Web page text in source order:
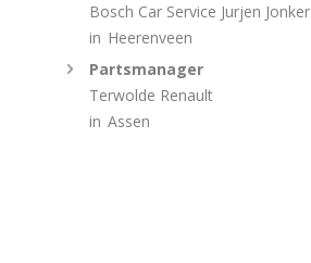
Bosch Car Service Jurjen Jonker
in Heerenveen
Partsmanager
Terwolde Renault
in Assen